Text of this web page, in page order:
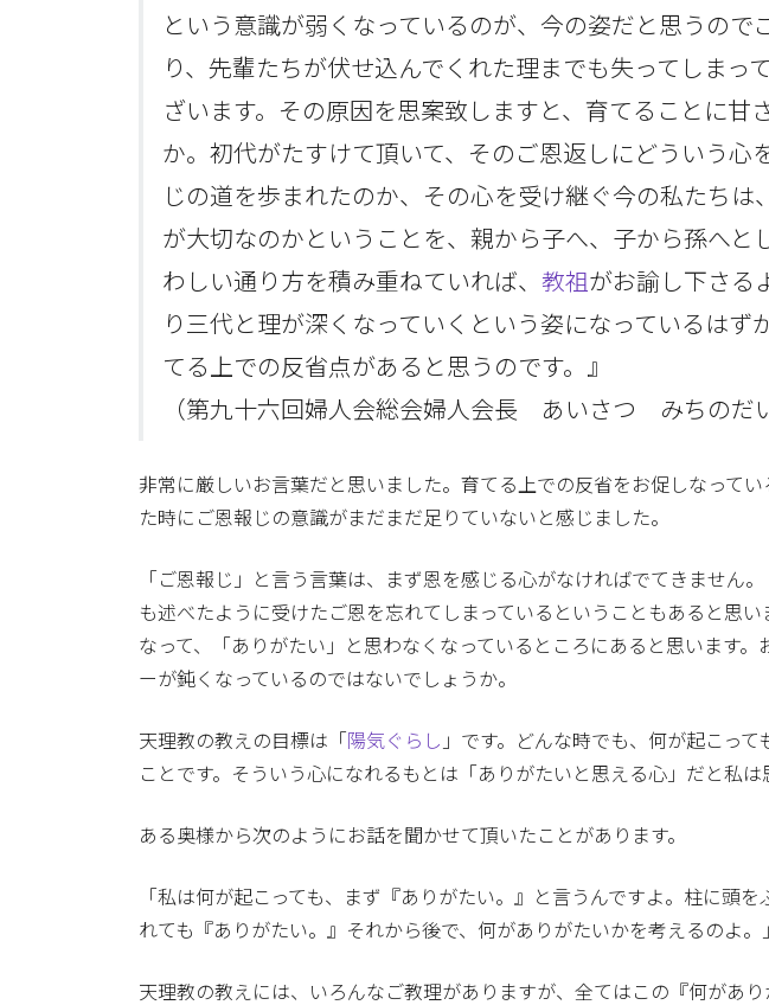
という意識が弱くなっているのが、今の姿だと思うので
り、先輩たちが伏せ込んでくれた理までも失ってしまっ
ざいます。その原因を思案致しますと、育てることに甘
か。初代がたすけて頂いて、そのご恩返しにどういう心
じの道を歩まれたのか、その心を受け継ぐ今の私たちは
が大切なのかということを、親から子へ、子から孫へと
わしい通り方を積み重ねていれば、 教祖がお諭し下さる
り三代と理が深くなっていくという姿になっているはず
てる上での反省点があると思うのです。』
（第九十六回婦人会総会婦人会長 あいさつ みちのだ
非常に厳しいお言葉だと思いました。育てる上での反省をお促しなって
た時にご恩報じの意識がまだまだ足りていないと感じました。
「ご恩報じ」と言う言葉は、まず恩を感じる心がなければでてきません
も述べたように受けたご恩を忘れてしまっているということもあると思
なって、「ありがたい」と思わなくなっているところにあると思います
ーが鈍くなっているのではないでしょうか。
天理教の教えの目標は「 陽気ぐらし 」です。どんな時でも、何が起こっ
ことです。そういう心になれるもとは「ありがたいと思える心」だと私は
ある奥様から次のようにお話を聞かせて頂いたことがあります。
「私は何が起こっても、まず『ありがたい。』と言うんですよ。柱に頭
れても『ありがたい。』それから後で、何がありがたいかを考えるのよ。」
天理教の教えには、いろんなご教理がありますが、全てはこの『何があ